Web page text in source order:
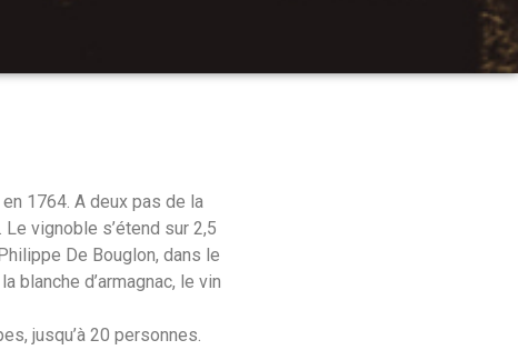
1764. A deux pas de la
vignoble s’étend sur 2,5
De Bouglon, dans le
blanche d’armagnac, le vin
jusqu’à 20 personnes.